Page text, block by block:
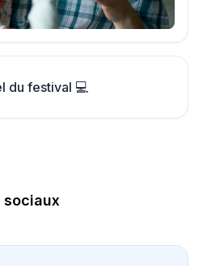
du festival 💻
sociaux